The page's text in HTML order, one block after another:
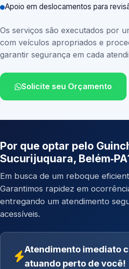
Apoio em deslocamentos para
Os serviços são executados por
com veículos apropriados e
garantir segurança em cada
Solicite seu Orçamento
Por que optar pelo
Sucurijuquara,
Em busca de um reboque
Garantimos rapidez em
entregando um atendimento
acessíveis.
Atendimento imediato
atuando perto de você!